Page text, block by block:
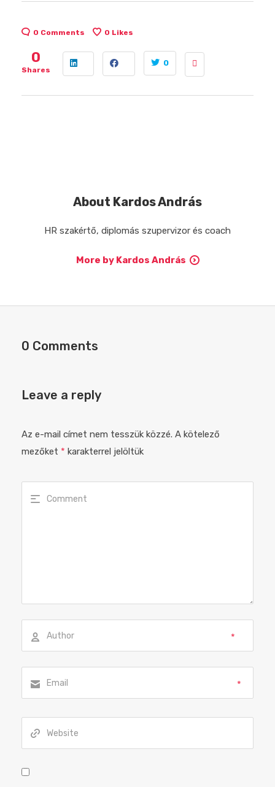
0 Comments 0 Likes
0
Shares
0
About Kardos András
HR szakértő, diplomás szupervizor és coach
More by Kardos András
0 Comments
Leave a reply
Az e-mail címet nem tesszük közzé. A kötelező
mezőket * karakterrel jelöltük
*
*